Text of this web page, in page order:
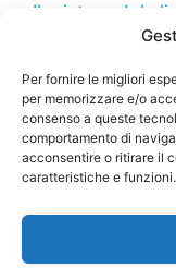
Per fornire le migliori
per memorizzare e/o
consenso a queste
comportamento di
acconsentire o ritirare il
caratteristiche e funzioni.
Il mistero del
come
Il freddo in
aiutarti a
proprietà